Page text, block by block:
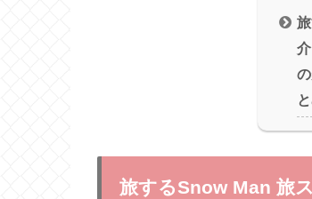
旅するSnow Man 旅